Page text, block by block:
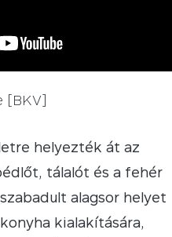
[BKV]
helyezték át az
tálalót és a fehér
alagsor helyet
kialakítására,